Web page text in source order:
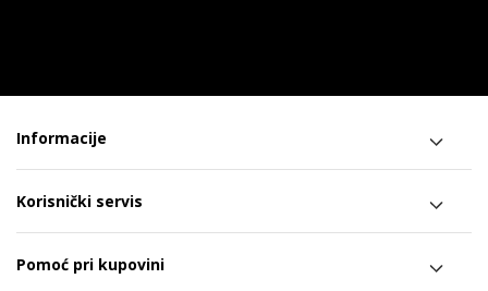
Informacije
Korisnički servis
Pomoć pri kupovini